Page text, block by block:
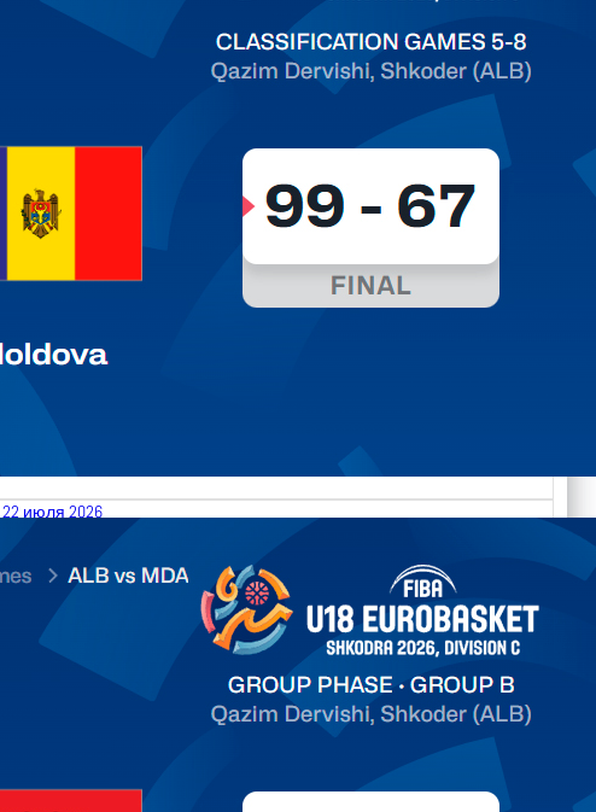
22 июля 2026
23.07.2026 Albania vs Moldova FIBA U18 EuroBasket 2026,
Division C
Читать далее